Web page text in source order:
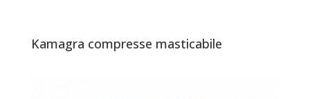
Kamagra compresse masticabile